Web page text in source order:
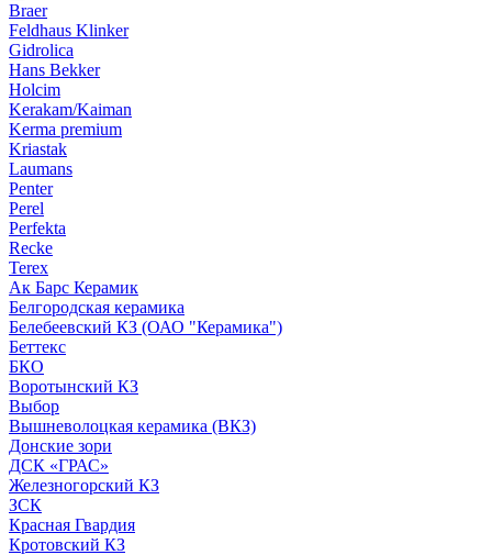
Braer
Feldhaus Klinker
Gidrolica
Hans Bekker
Holcim
Kerakam/Kaiman
Kerma premium
Kriastak
Laumans
Penter
Perel
Perfekta
Recke
Terex
Ак Барс Керамик
Белгородская керамика
Белебеевский КЗ (ОАО "Керамика")
Беттекс
БКО
Воротынский КЗ
Выбор
Вышневолоцкая керамика (ВКЗ)
Донские зори
ДСК «ГРАС»
Железногорский КЗ
ЗСК
Красная Гвардия
Кротовский КЗ